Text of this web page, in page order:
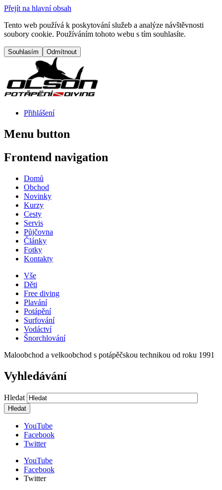
Přejít na hlavní obsah
Tento web používá k poskytování služeb a analýze návštěvnosti
soubory cookie. Používáním tohoto webu s tím souhlasíte.
Přihlášení
Menu button
Frontend navigation
Domů
Obchod
Novinky
Kurzy
Cesty
Servis
Půjčovna
Články
Fotky
Kontakty
Vše
Děti
Free diving
Plavání
Potápění
Surfování
Vodáctví
Šnorchlování
Maloobchod a velkoobchod s potápěčskou technikou od roku 1991
Vyhledávání
Hledat
YouTube
Facebook
Twitter
YouTube
Facebook
Twitter